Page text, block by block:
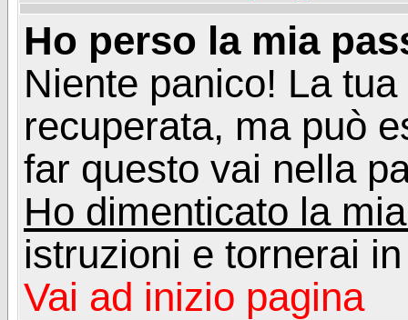
Ho perso la mia
Niente panico! La
recuperata, ma può
far questo vai nella
Ho dimenticato la
istruzioni e tornerai
Vai ad inizio pagina